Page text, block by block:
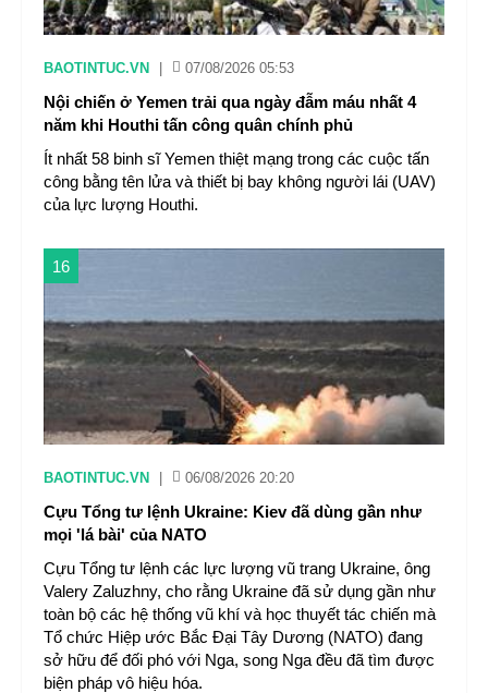
BAOTINTUC.VN 07/08/2026 05:53
Nội chiến ở Yemen trải qua ngày đẫm máu nhất 4
năm khi Houthi tấn công quân chính phủ
Ít nhất 58 binh sĩ Yemen thiệt mạng trong các cuộc tấn
công bằng tên lửa và thiết bị bay không người lái (UAV)
của lực lượng Houthi.
16
BAOTINTUC.VN 06/08/2026 20:20
Cựu Tổng tư lệnh Ukraine: Kiev đã dùng gần như
mọi 'lá bài' của NATO
Cựu Tổng tư lệnh các lực lượng vũ trang Ukraine, ông
Valery Zaluzhny, cho rằng Ukraine đã sử dụng gần như
toàn bộ các hệ thống vũ khí và học thuyết tác chiến mà
Tổ chức Hiệp ước Bắc Đại Tây Dương (NATO) đang
sở hữu để đối phó với Nga, song Nga đều đã tìm được
biện pháp vô hiệu hóa.